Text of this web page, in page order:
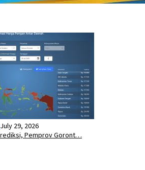
Pemprov Goront…
July 27, 2026
2026 Sisakan Duka bagi…